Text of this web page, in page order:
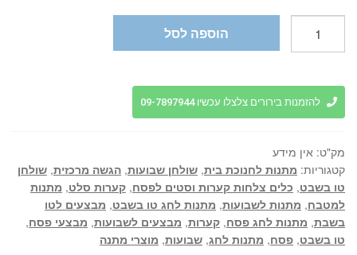
הגשה
מלמין
במבוק
2026
הוספה לסל
להזמנות בירורים צלצלו עכשיו 09-7897944
מק"ט: אין מידע
קטגוריות: מתנות לחנוכת בית, שולחן שבועות, הגשה מרכזית, שולחן
טו בשבט, כלים צלחות קערות וסטים לפסח, קערות סלט, מתנות
למטבח, מתנות לשבועות, מתנות לחג טו בשבט, מבצעים לטו
בשבת, מתנות לחג פסח, קערות, מבצעים לשבועות, מבצעי פסח,
טו בשבט, פסח, מתנות לחג, שבועות, מוצרי מתנה